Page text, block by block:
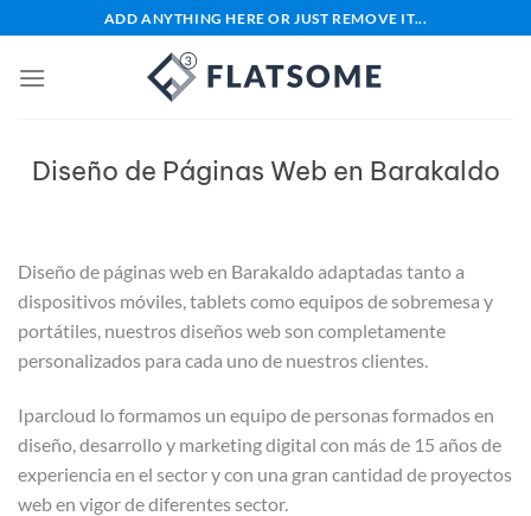
al
contenido
ADD ANYTHING HERE OR JUST REMOVE IT...
Diseño de Páginas Web en Barakaldo
Diseño de páginas web en Barakaldo adaptadas tanto a
dispositivos móviles, tablets como equipos de sobremesa y
portátiles, nuestros diseños web son completamente
personalizados para cada uno de nuestros clientes.
Iparcloud lo formamos un equipo de personas formados en
diseño, desarrollo y marketing digital con más de 15 años de
experiencia en el sector y con una gran cantidad de proyectos
web en vigor de diferentes sector.